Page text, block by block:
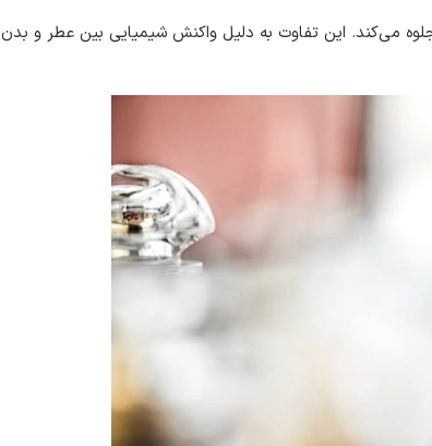
می‌کند. این تفاوت به دلیل واکنش شیمیایی بین عطر و بدن